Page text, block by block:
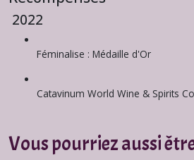
2022
Féminalise : Médaille d'Or
Catavinum World Wine & Spirits
Vous pourriez aussi